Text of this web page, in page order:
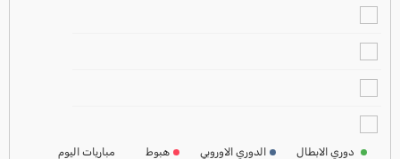
دوري الابطال الدوري الاوروبي هبوط مباريات اليوم